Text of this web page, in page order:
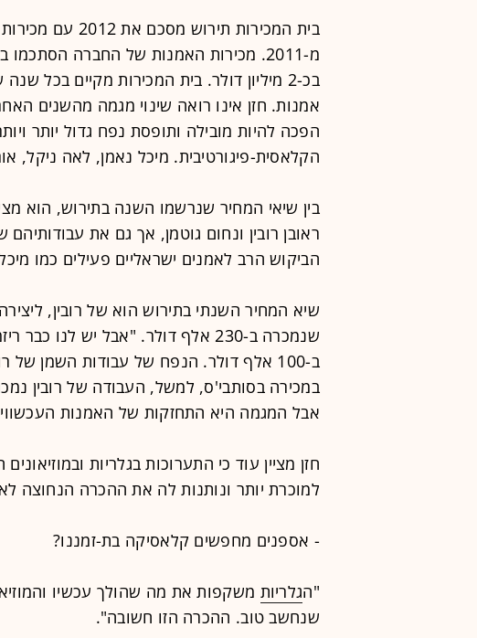
בכ-2 מיליון דולר. בית המכירות מקיים בכל
אמנות. חזן אינו רואה שינוי מגמה מהשנים
הפכה להיות מובילה ותופסת נפח גדול יותר
הקלאסית-פיגורטיבית. מיכל נאמן, לאה ניקל,
בין שיאי המחיר שנרשמו השנה בתירוש, הוא
ראובן רובין ונחום גוטמן, אך גם את
הביקוש הרב לאמנים ישראליים פעילים כמו
ב-100 אלף דולר. הנפח של עבודות השמן של
אבל המגמה היא התחזקות של האמנות
חזן מציין עוד כי התערוכות בגלריות
למוכרת יותר ונותנות לה את ההכרה הנחוצה
- אספנים מחפשים קלאסיקה בת-זמננו?
"הגלריות משקפות את מה שהולך עכשיו
שנחשב טוב. ההכרה הזו חשובה".